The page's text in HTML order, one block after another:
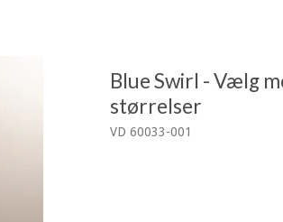
Blue Swirl - Vælg
størrelser
VD 60033-001